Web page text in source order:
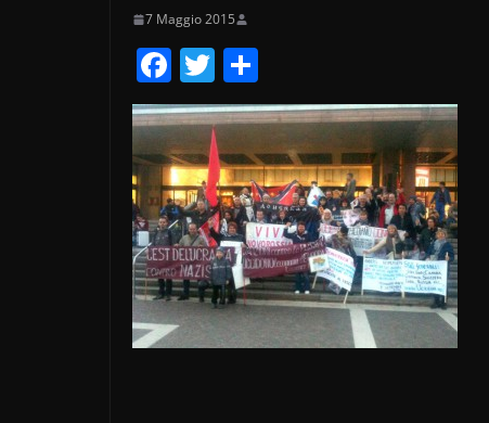
7 Maggio 2015
F
a
c
e
b
o
o
k
T
w
itt
er
o
n
di
vi
di